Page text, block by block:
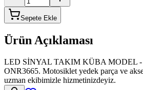
Sepete Ekle
Ürün Açıklaması
LED SİNYAL TAKIM KÜBA MODEL -
ONR3665. Motosiklet yedek parça ve
uzman ekibimizle hizmetinizdeyiz.